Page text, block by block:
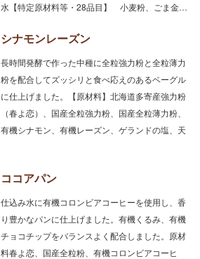
水【特定原材料等・28品目】 小麦粉、ごま金…
シナモンレーズン
長時間発酵で作った中種に全粒強力粉と全粒薄力
粉を配合してズッシリと食べ応えのあるベーグル
に仕上げました。【原材料】北海道多寄産強力粉
（春よ恋）、国産全粒強力粉、国産全粒薄力粉、
有機シナモン、有機レーズン、ゲランドの塩、天
ココアパン
仕込み水に有機コロンビアコーヒーを使用し、香
り豊かなパンに仕上げました。有機くるみ、有機
チョコチップをバランスよく配合しました。原材
料春よ恋、国産全粒粉、有機コロンビアコーヒ